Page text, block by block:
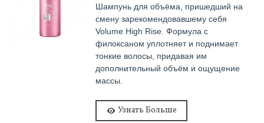
Шампунь для объёма, пришедший на
смену зарекомендовавшему себя
Volume High Rise. Формула с
филоксаном уплотняет и поднимает
тонкие волосы, придавая им
дополнительный объём и ощущение
массы.
Узнать Больше